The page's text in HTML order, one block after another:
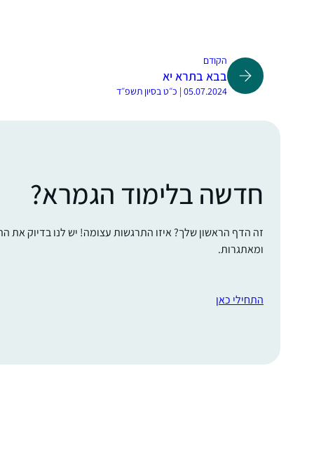
הקודם
בבא בתרא יא
05.07.2024 | כ״ט בסיון תשפ״ד
חדשה בלימוד הגמרא?
זה הדף הראשון שלך? איזו התרגשות עצומה! יש לנו בדיוק את
ומאתגרות.
התחילי כאן